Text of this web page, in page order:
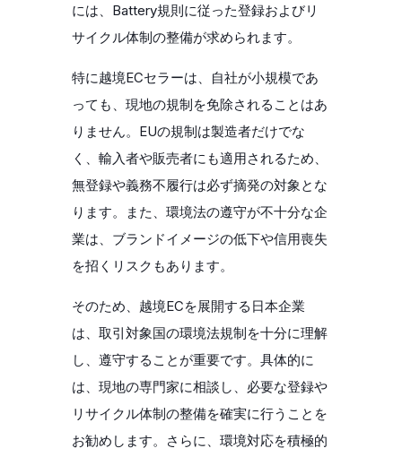
には、Battery規則に従った登録およびリ
サイクル体制の整備が求められます。
特に越境ECセラーは、自社が小規模であ
っても、現地の規制を免除されることはあ
りません。EUの規制は製造者だけでな
く、輸入者や販売者にも適用されるため、
無登録や義務不履行は必ず摘発の対象とな
ります。また、環境法の遵守が不十分な企
業は、ブランドイメージの低下や信用喪失
を招くリスクもあります。
そのため、越境ECを展開する日本企業
は、取引対象国の環境法規制を十分に理解
し、遵守することが重要です。具体的に
は、現地の専門家に相談し、必要な登録や
リサイクル体制の整備を確実に行うことを
お勧めします。さらに、環境対応を積極的